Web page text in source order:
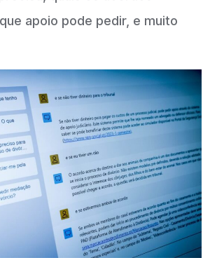
apoio pode pedir, e muito